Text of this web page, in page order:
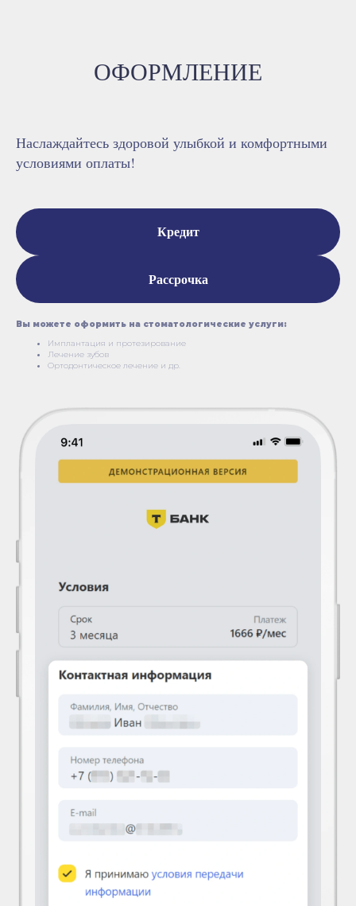
ОФОРМЛЕНИЕ
Наслаждайтесь здоровой улыбкой и комфортными
условиями оплаты!
Кредит
Рассрочка
Вы можете оформить на стоматологические услуги:
Имплантация и протезирование
Лечение зубов
Ортодонтическое лечение и др.